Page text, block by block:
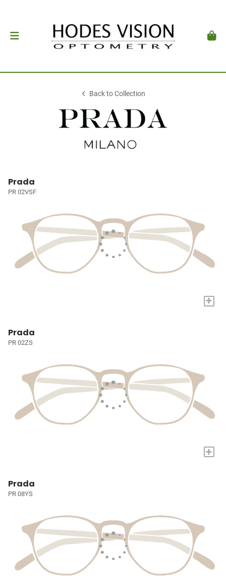
Back to Collection
Prada
PR 02VSF
+
Prada
PR 02ZS
+
Prada
PR 08YS